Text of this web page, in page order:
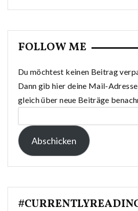
FOLLOW ME
Du möchtest keinen Beitrag
Dann gib hier deine Mail-
gleich über neue Beiträge
Mail-
Adresse:
Abschicken